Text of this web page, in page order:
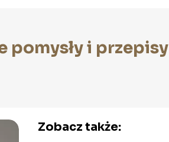
pomysły i przepisy
Zobacz także: